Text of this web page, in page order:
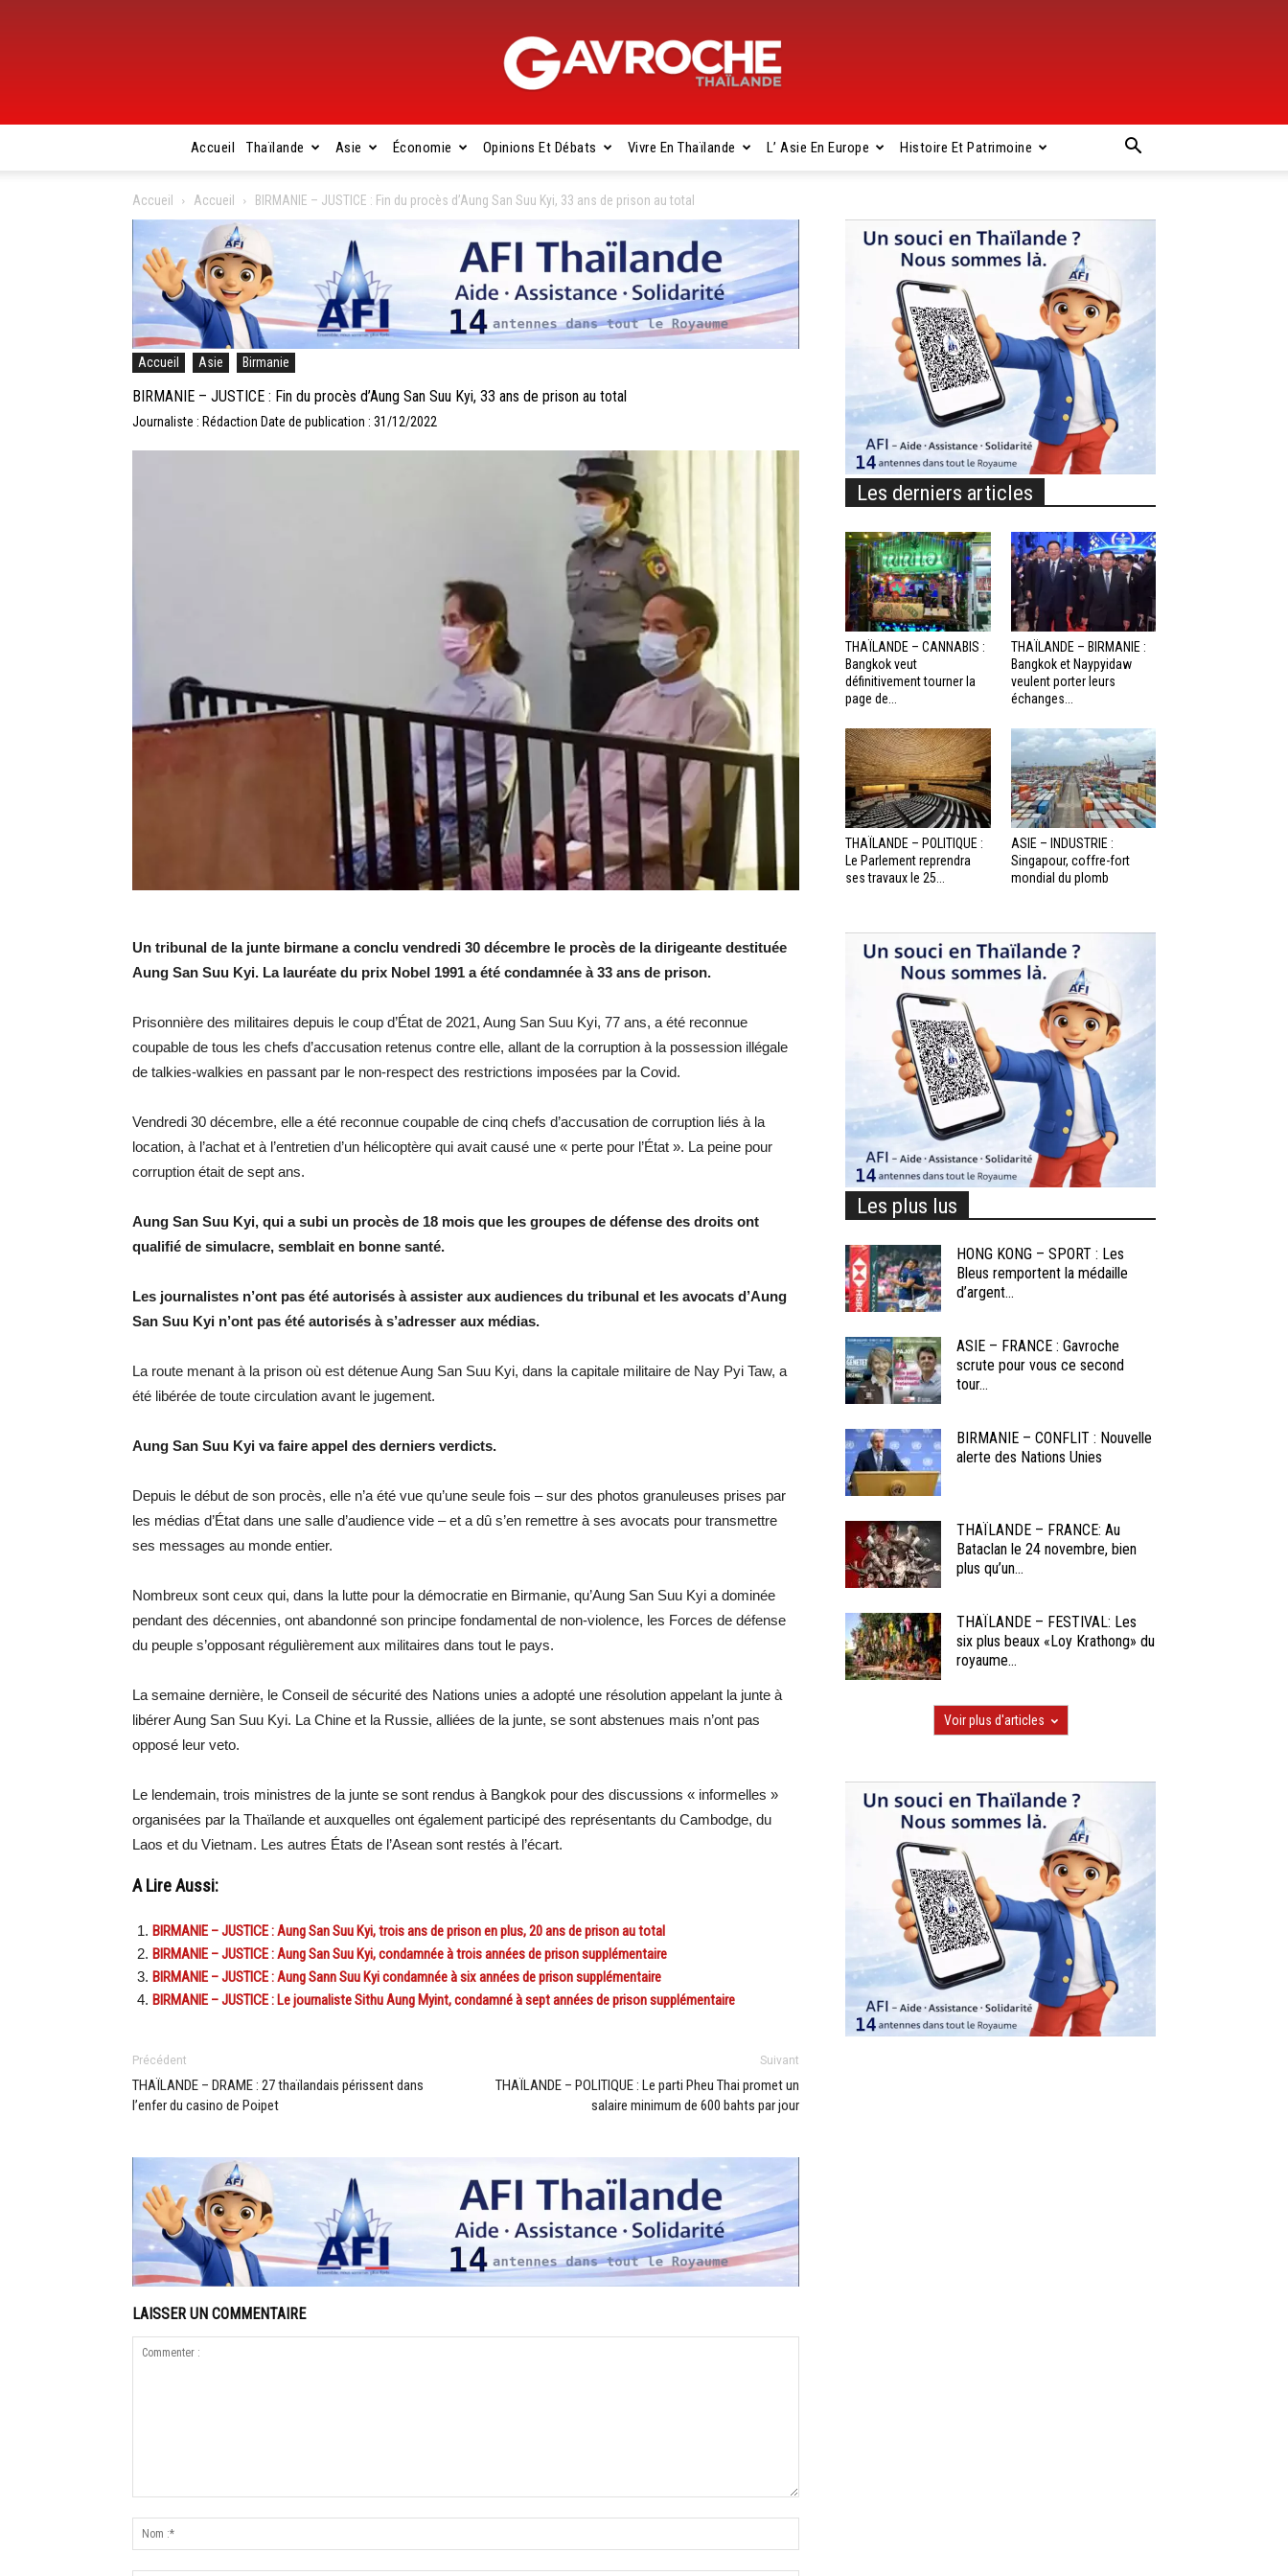
Gavroche
Thaïlande
Accueil Thaïlande Asie Économie Opinions Et Débats Vivre En Thaïlande L’ Asie En Europe Histoire Et Patrimoine
Accueil Accueil BIRMANIE – JUSTICE : Fin du procès d’Aung San Suu Kyi, 33 ans de prison au total
Accueil Asie Birmanie
BIRMANIE – JUSTICE : Fin du procès d’Aung San Suu Kyi, 33 ans de prison au total
Journaliste : Rédaction Date de publication : 31/12/2022
Un tribunal de la junte birmane a conclu vendredi 30 décembre le procès de la dirigeante destituée
Aung San Suu Kyi. La lauréate du prix Nobel 1991 a été condamnée à 33 ans de prison.
Prisonnière des militaires depuis le coup d’État de 2021, Aung San Suu Kyi, 77 ans, a été reconnue
coupable de tous les chefs d’accusation retenus contre elle, allant de la corruption à la possession illégale
de talkies-walkies en passant par le non-respect des restrictions imposées par la Covid.
Vendredi 30 décembre, elle a été reconnue coupable de cinq chefs d’accusation de corruption liés à la
location, à l’achat et à l’entretien d’un hélicoptère qui avait causé une « perte pour l’État ». La peine pour
corruption était de sept ans.
Aung San Suu Kyi, qui a subi un procès de 18 mois que les groupes de défense des droits ont
qualifié de simulacre, semblait en bonne santé.
Les journalistes n’ont pas été autorisés à assister aux audiences du tribunal et les avocats d’Aung
San Suu Kyi n’ont pas été autorisés à s’adresser aux médias.
La route menant à la prison où est détenue Aung San Suu Kyi, dans la capitale militaire de Nay Pyi Taw, a
été libérée de toute circulation avant le jugement.
Aung San Suu Kyi va faire appel des derniers verdicts.
Depuis le début de son procès, elle n’a été vue qu’une seule fois – sur des photos granuleuses prises par
les médias d’État dans une salle d’audience vide – et a dû s’en remettre à ses avocats pour transmettre
ses messages au monde entier.
Nombreux sont ceux qui, dans la lutte pour la démocratie en Birmanie, qu’Aung San Suu Kyi a dominée
pendant des décennies, ont abandonné son principe fondamental de non-violence, les Forces de défense
du peuple s’opposant régulièrement aux militaires dans tout le pays.
La semaine dernière, le Conseil de sécurité des Nations unies a adopté une résolution appelant la junte à
libérer Aung San Suu Kyi. La Chine et la Russie, alliées de la junte, se sont abstenues mais n’ont pas
opposé leur veto.
Le lendemain, trois ministres de la junte se sont rendus à Bangkok pour des discussions « informelles »
organisées par la Thaïlande et auxquelles ont également participé des représentants du Cambodge, du
Laos et du Vietnam. Les autres États de l’Asean sont restés à l’écart.
A Lire Aussi:
BIRMANIE – JUSTICE : Aung San Suu Kyi, trois ans de prison en plus, 20 ans de prison au total
BIRMANIE – JUSTICE : Aung San Suu Kyi, condamnée à trois années de prison supplémentaire
BIRMANIE – JUSTICE : Aung Sann Suu Kyi condamnée à six années de prison supplémentaire
BIRMANIE – JUSTICE : Le journaliste Sithu Aung Myint, condamné à sept années de prison supplémentaire
Précédent
THAÏLANDE – DRAME : 27 thaïlandais périssent dans
l’enfer du casino de Poipet
Suivant
THAÏLANDE – POLITIQUE : Le parti Pheu Thai promet un
salaire minimum de 600 bahts par jour
LAISSER UN COMMENTAIRE
Les derniers articles
THAÏLANDE – CANNABIS :
Bangkok veut
définitivement tourner la
page de...
THAÏLANDE – BIRMANIE :
Bangkok et Naypyidaw
veulent porter leurs
échanges...
THAÏLANDE – POLITIQUE :
Le Parlement reprendra
ses travaux le 25...
ASIE – INDUSTRIE :
Singapour, coffre-fort
mondial du plomb
Les plus lus
HONG KONG – SPORT : Les
Bleus remportent la médaille
d’argent...
ASIE – FRANCE : Gavroche
scrute pour vous ce second
tour...
BIRMANIE – CONFLIT : Nouvelle
alerte des Nations Unies
THAÏLANDE – FRANCE: Au
Bataclan le 24 novembre, bien
plus qu’un...
THAÏLANDE – FESTIVAL: Les
six plus beaux «Loy Krathong» du
royaume...
Voir plus d'articles